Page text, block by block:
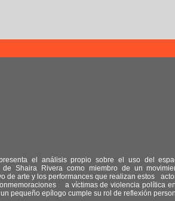
el análisis propio sobre el uso del
Shaira Rivera como miembro de un
de arte y los performances que realizan estos
a víctimas de violencia política
pequeño epílogo cumple su rol de reflexión